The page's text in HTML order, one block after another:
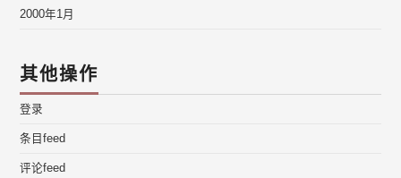
2000年1月
其他操作
登录
条目feed
评论feed